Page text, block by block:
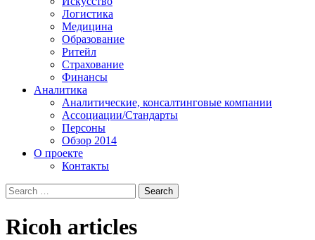
Логистика
Медицина
Образование
Ритейл
Страхование
Финансы
Аналитика
Аналитические, консалтинговые компании
Ассоциации/Стандарты
Персоны
Обзор 2014
О проекте
Контакты
Ricoh articles